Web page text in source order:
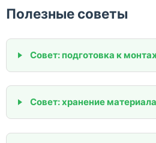
Полезные советы
Совет: подготовка к
Совет: хранение материала